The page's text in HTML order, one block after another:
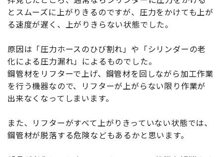
とスムーズに上がりきるのですが、圧力をかけても上が
る速度が遅く、上がりきらない状態でした。
原因は「圧力ホースのひび割れ」や「シリンダーの老
化による圧力漏れ」によるものでした。
鋼管材をリフターで上げ、鋼管材を回しながら加工作業
を行う機器なので、リフターが上がらない限り作業が
出来なくなってしまいます。
また、リフターがすべて上がりきっていない状態では、
鋼管材が脱落する危険などもあるかと思います。